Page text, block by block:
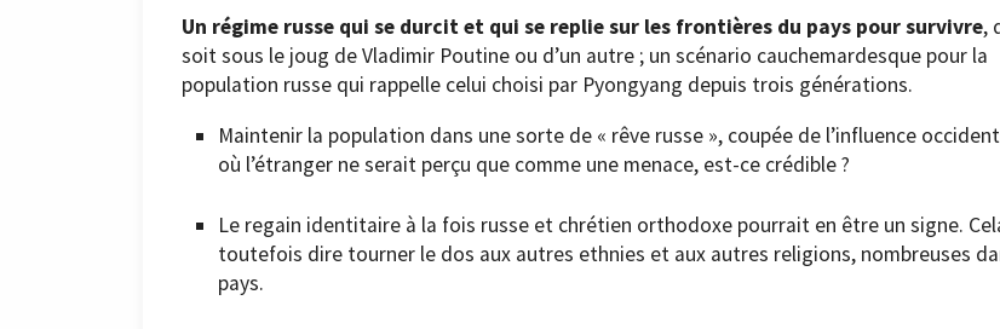
Un régime russe qui se durcit et qui se replie sur les frontières du pays pour survivre,
soit sous le joug de Vladimir Poutine ou d’un autre ; un scénario cauchemardesque pour la
population russe qui rappelle celui choisi par Pyongyang depuis trois générations.
Maintenir la population dans une sorte de « rêve russe », coupée de l’influence
où l’étranger ne serait perçu que comme une menace, est-ce crédible ?
Le regain identitaire à la fois russe et chrétien orthodoxe pourrait en être un signe.
toutefois dire tourner le dos aux autres ethnies et aux autres religions, nombreuses
pays.